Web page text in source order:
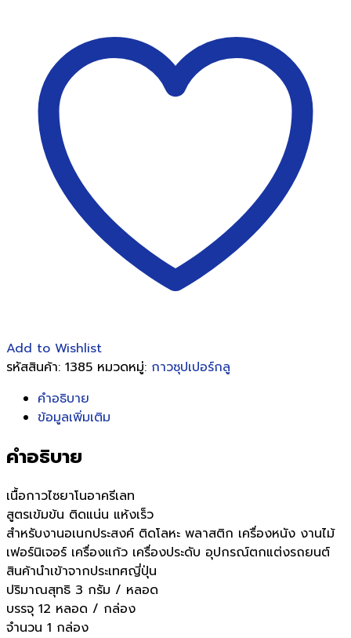
Add to Wishlist
รหัสสินค้า: 1385 หมวดหมู่: กาวซุปเปอร์กลู
คำอธิบาย
ข้อมูลเพิ่มเติม
คำอธิบาย
เนื้อกาวไซยาโนอาครีเลท
สูตรเข้มข้น ติดแน่น แห้งเร็ว
สำหรับงานอเนกประสงค์ ติดโลหะ พลาสติก เครื่องหนัง งานไม้
เฟอร์นิเจอร์ เครื่องแก้ว เครื่องประดับ อุปกรณ์ตกแต่งรถยนต์
สินค้านำเข้าจากประเทศญี่ปุ่น
ปริมาณสุทธิ 3 กรัม / หลอด
บรรจุ 12 หลอด / กล่อง
จำนวน 1 กล่อง